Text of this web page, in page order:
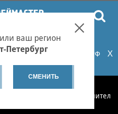
заказов на сайте
НУЦ Минцифры РФ
Подробнее...
X
ваш регион
Петербург
СМЕНИТЬ